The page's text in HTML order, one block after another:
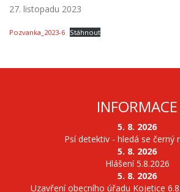
27. listopadu 2023
Pozvanka_2023-6 Stáhnout
INFORMACE
5. 8. 2026
Psí detektiv - hledá se černý
5. 8. 2026
Hlášení 5.8.2026
5. 8. 2026
Uzavření obecního úřadu Kojetice